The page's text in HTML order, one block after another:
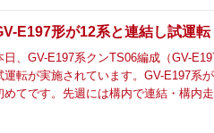
E197形が12系と連結し試運転
日、GV-E197系クンTS06編成（GV-
運転が実施されています。GV-E197系
めてです。先週には構内で連結・構内